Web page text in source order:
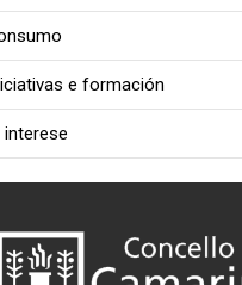
e formación